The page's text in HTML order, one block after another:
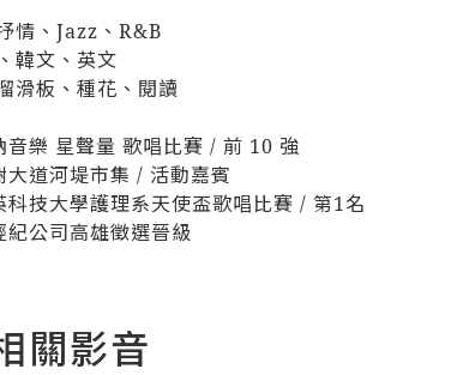
情、Jazz、R&B
韓文、英文
滑板、種花、閱讀
樂 星聲量 歌唱比賽 / 前 10 強
道河堤市集 / 活動嘉賓
技大學護理系天使盃歌唱比賽 / 第1名
公司高雄徵選晉級
關影音